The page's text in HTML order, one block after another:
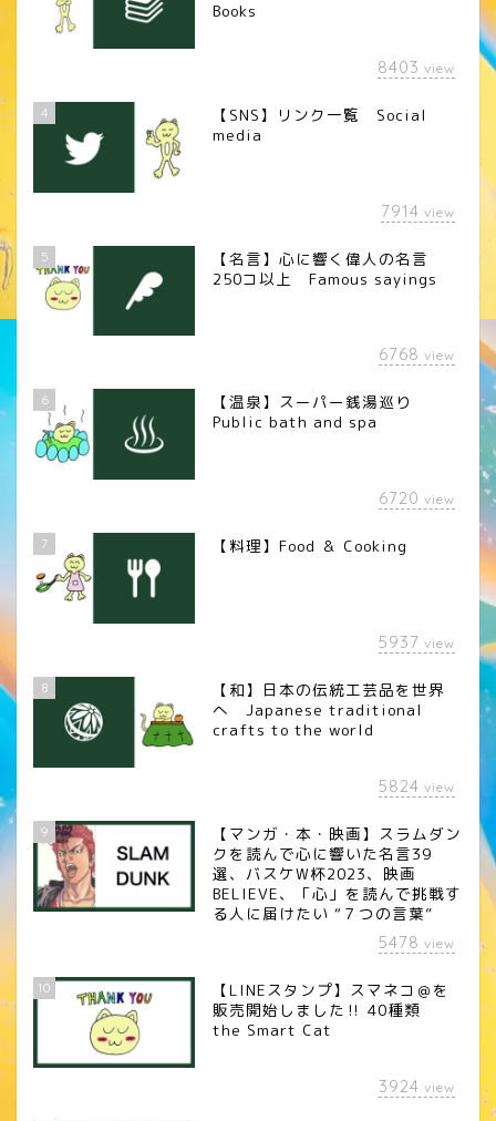
Books
8403 view
4
【SNS】リンク一覧 Social
media
7914 view
5
【名言】心に響く偉人の名言
250コ以上 Famous sayings
6768 view
6
【温泉】スーパー銭湯巡り
Public bath and spa
6720 view
7 【料理】Food ＆ Cooking
5937 view
8
【和】日本の伝統工芸品を世界
へ Japanese traditional
crafts to the world
5824 view
9
【マンガ・本・映画】スラムダン
クを読んで心に響いた名言39
選、バスケW杯2023、映画
BELIEVE、「心」を読んで挑戦す
る人に届けたい “７つの言葉”
5478 view
10
【LINEスタンプ】スマネコ＠を
販売開始しました‼︎ 40種類
the Smart Cat
3924 view